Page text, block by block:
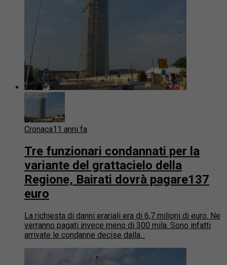
Cronaca11 anni fa
Tre funzionari condannati per la
variante del grattacielo della
Regione, Bairati dovrà pagare137
euro
La richiesta di danni erariali era di 6,7 milioni di euro. Ne
verranno pagati invece meno di 300 mila. Sono infatti
arrivate le condanne decise dalla...